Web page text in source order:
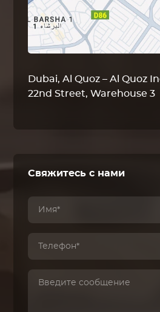
Dubai, Al Quoz – Al Quoz
22nd Street, Warehouse 3
Свяжитесь с нами